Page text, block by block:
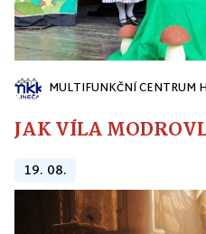
MULTIFUNKČNÍ CENTRUM
JAK VÍLA
19. 08.